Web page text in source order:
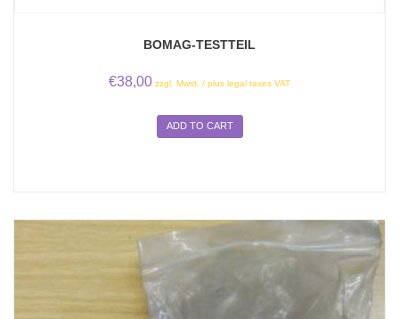
BOMAG-TESTTEIL
€38,00 zzgl. Mwst. / plus legal taxes VAT
ADD TO CART